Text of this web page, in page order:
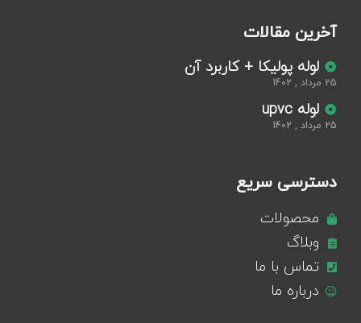
آخرین مقالات
لوله پولیکا + کاربرد آن
25 مرداد , 1402
لوله upvc
25 مرداد , 1402
دسترسی سریع
محصولات
وبلاگ
تماس با ما
درباره ما